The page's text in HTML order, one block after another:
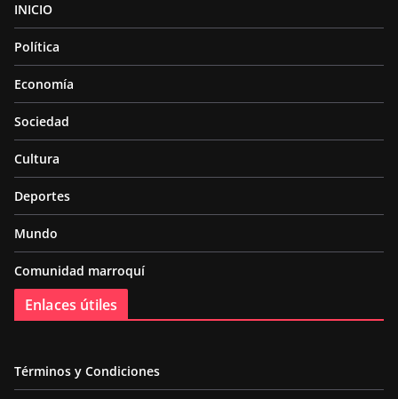
INICIO
Política
Economía
Sociedad
Cultura
Deportes
Mundo
Comunidad marroquí
Enlaces útiles
Términos y Condiciones